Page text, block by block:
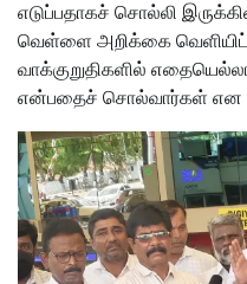
எடுப்பதாகச் சொல்லி
வெள்ளை அறிக்கை
வாக்குறுதிகளில்
என்பதைச் சொல்வார்கள் என